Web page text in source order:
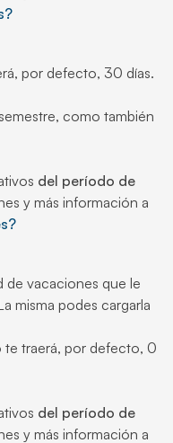
por defecto, 30 días.
como también
del período de
y más información a
de vacaciones que le
misma podes cargarla
te traerá, por defecto, 0
del período de
y más información a